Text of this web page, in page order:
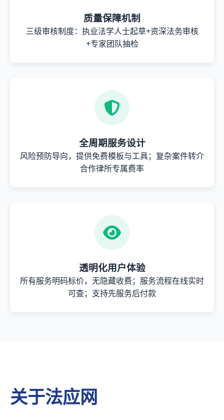
质量保障机制
三级审核制度：执业法学人士起草+资深法务审核
+专家团队抽检
全周期服务设计
风险预防导向，提供免费模板与工具；复杂案件转介
合作律所专属费率
透明化用户体验
所有服务明码标价，无隐藏收费；服务流程在线实时
可查；支持先服务后付款
关于法应网